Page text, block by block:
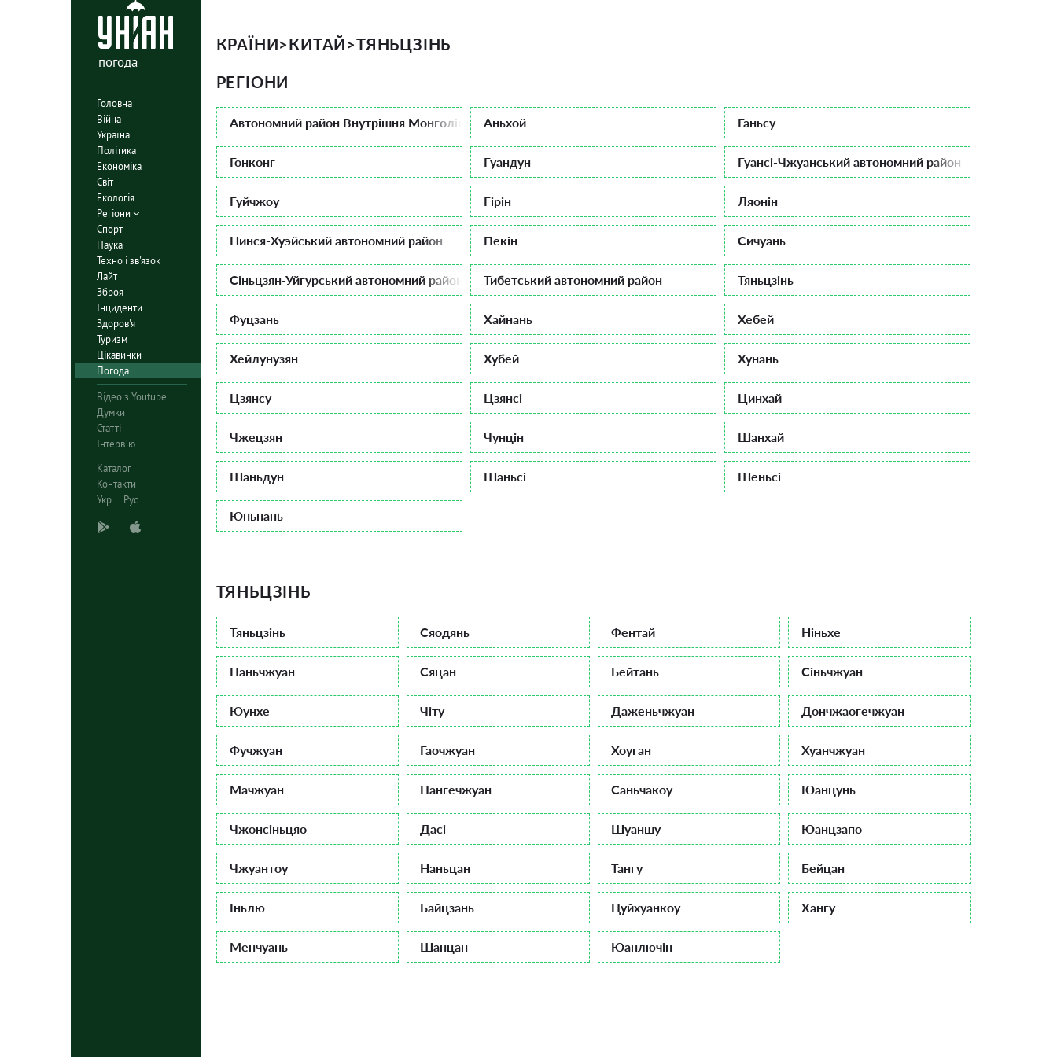
погода
Головна
Війна
Україна
Політика
Економіка
Світ
Екологія
Регіони
Спорт
Наука
Техно і зв'язок
Лайт
Зброя
Інциденти
Здоров'я
Туризм
Цікавинки
Погода
Відео з Youtube
Думки
Статті
Інтерв`ю
Каталог
Контакти
Укр
Рус
КРАЇНИ>КИТАЙ>ТЯНЬЦЗІНЬ
РЕГІОНИ
Автономний район Внутрішня Монголія Аньхой Ганьсу
Гонконг Гуандун Гуансі-Чжуанський автономний район
Гуйчжоу Гірін Ляонін
Нинся-Хуэйський автономний район Пекін Сичуань
Сіньцзян-Уйгурський автономний район Тибетський автономний район Тяньцзінь
Фуцзань Хайнань Хебей
Хейлунузян Хубей Хунань
Цзянсу Цзянсі Цинхай
Чжецзян Чунцін Шанхай
Шаньдун Шаньсі Шеньсі
Юньнань
ТЯНЬЦЗІНЬ
Тяньцзінь Сяодянь Фентай Ніньхе
Паньчжуан Сяцан Бейтань Сіньчжуан
Юунхе Чіту Даженьчжуан Дончжаогечжуан
Фучжуан Гаочжуан Хоуган Хуанчжуан
Мачжуан Пангечжуан Саньчакоу Юанцунь
Чжонсіньцяо Дасі Шуаншу Юанцзапо
Чжуантоу Наньцан Тангу Бейцан
Іньлю Байцзань Цуйхуанкоу Хангу
Менчуань Шанцан Юанлючін